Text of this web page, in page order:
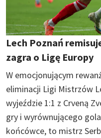
Lech Poznań
zagra o Ligę Europy
W emocjonującym
eliminacji Ligi Mistrzów
wyjeździe 1:1 z Crveną
gry i wyrównującego
końcówce, to mistrz